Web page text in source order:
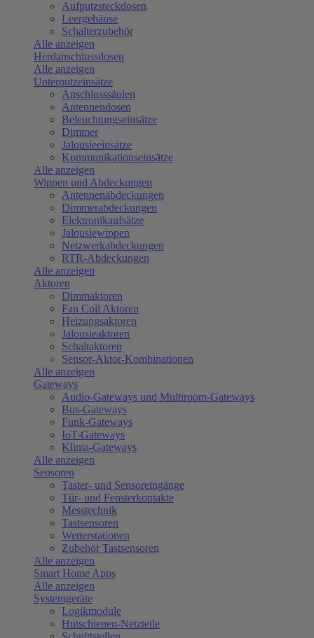
Aufputzsteckdosen
Leergehäuse
Schalterzubehör
Alle anzeigen
Herdanschlussdosen
Alle anzeigen
Unterputzeinsätze
Anschlusssäulen
Antennendosen
Beleuchtungseinsätze
Dimmer
Jalousieeinsätze
Kommunikationseinsätze
Alle anzeigen
Wippen und Abdeckungen
Antennenabdeckungen
Dimmerabdeckungen
Elektronikaufsätze
Jalousiewippen
Netzwerkabdeckungen
RTR-Abdeckungen
Alle anzeigen
Aktoren
Dimmaktoren
Fan Coil Aktoren
Heizungsaktoren
Jalousieaktoren
Schaltaktoren
Sensor-Aktor-Kombinationen
Alle anzeigen
Gateways
Audio-Gateways und Multiroom-Gateways
Bus-Gateways
Funk-Gateways
IoT-Gateways
Klima-Gateways
Alle anzeigen
Sensoren
Taster- und Sensoreingänge
Tür- und Fensterkontakte
Messtechnik
Tastsensoren
Wetterstationen
Zubehör Tastsensoren
Alle anzeigen
Smart Home Apps
Alle anzeigen
Systemgeräte
Logikmodule
Hutschienen-Netzteile